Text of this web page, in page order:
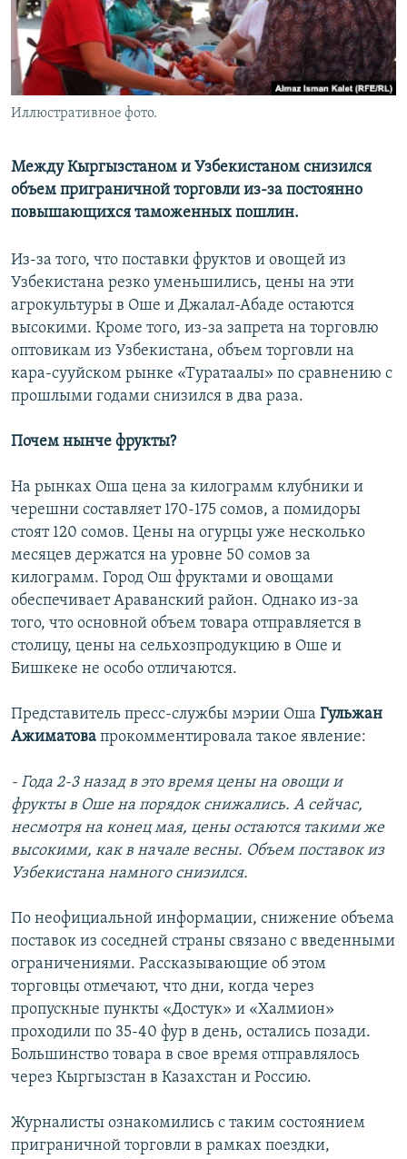
Иллюстративное фото.
Между Кыргызстаном и Узбекистаном снизился
объем приграничной торговли из-за постоянно
повышающихся таможенных пошлин.
Из-за того, что поставки фруктов и овощей из
Узбекистана резко уменьшились, цены на эти
агрокультуры в Оше и Джалал-Абаде остаются
высокими. Кроме того, из-за запрета на торговлю
оптовикам из Узбекистана, объем торговли на
кара-сууйском рынке «Туратаалы» по сравнению с
прошлыми годами снизился в два раза.
Почем нынче фрукты?
На рынках Оша цена за килограмм клубники и
черешни составляет 170-175 сомов, а помидоры
стоят 120 сомов. Цены на огурцы уже несколько
месяцев держатся на уровне 50 сомов за
килограмм. Город Ош фруктами и овощами
обеспечивает Араванский район. Однако из-за
того, что основной объем товара отправляется в
столицу, цены на сельхозпродукцию в Оше и
Бишкеке не особо отличаются.
Представитель пресс-службы мэрии Оша Гульжан
Ажиматова прокомментировала такое явление:
- Года 2-3 назад в это время цены на овощи и
фрукты в Оше на порядок снижались. А сейчас,
несмотря на конец мая, цены остаются такими же
высокими, как в начале весны. Объем поставок из
Узбекистана намного снизился.
По неофициальной информации, снижение объема
поставок из соседней страны связано с введенными
ограничениями. Рассказывающие об этом
торговцы отмечают, что дни, когда через
пропускные пункты «Достук» и «Халмион»
проходили по 35-40 фур в день, остались позади.
Большинство товара в свое время отправлялось
через Кыргызстан в Казахстан и Россию.
Журналисты ознакомились с таким состоянием
приграничной торговли в рамках поездки,